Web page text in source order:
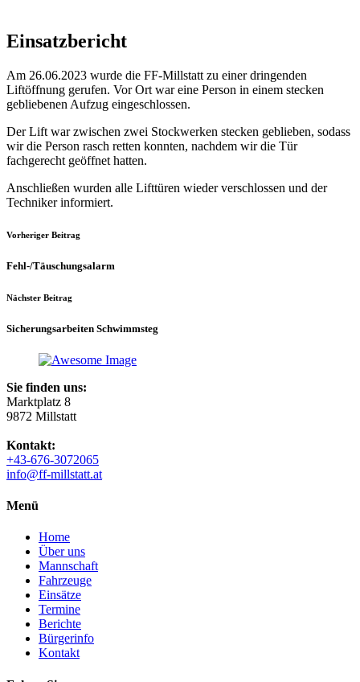
Einsatzbericht
Am 26.06.2023 wurde die FF-Millstatt zu einer dringenden
Liftöffnung gerufen. Vor Ort war eine Person in einem stecken
gebliebenen Aufzug eingeschlossen.
Der Lift war zwischen zwei Stockwerken stecken geblieben, sodass
wir die Person rasch retten konnten, nachdem wir die Tür
fachgerecht geöffnet hatten.
Anschließen wurden alle Lifttüren wieder verschlossen und der
Techniker informiert.
Vorheriger Beitrag
Fehl-/Täuschungsalarm
Nächster Beitrag
Sicherungsarbeiten Schwimmsteg
Sie finden uns:
Marktplatz 8
9872 Millstatt
Kontakt:
+43-676-3072065
info@ff-millstatt.at
Menü
Home
Über uns
Mannschaft
Fahrzeuge
Einsätze
Termine
Berichte
Bürgerinfo
Kontakt